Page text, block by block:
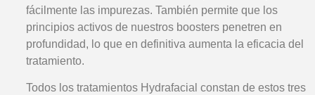
fácilmente las impurezas. También permite que los
principios activos de nuestros boosters penetren en
profundidad, lo que en definitiva aumenta la eficacia del
tratamiento.
Todos los tratamientos Hydrafacial constan de estos tres